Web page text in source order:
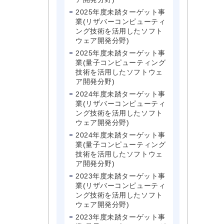
2025年度未踏ターゲット事
業(リザバーコンピューティ
ング技術を活用したソフト
ウェア開発分野)
2025年度未踏ターゲット事
業(量子コンピューティング
技術を活用したソフトウェ
ア開発分野)
2024年度未踏ターゲット事
業(リザバーコンピューティ
ング技術を活用したソフト
ウェア開発分野)
2024年度未踏ターゲット事
業(量子コンピューティング
技術を活用したソフトウェ
ア開発分野)
2023年度未踏ターゲット事
業(リザバーコンピューティ
ング技術を活用したソフト
ウェア開発分野)
2023年度未踏ターゲット事